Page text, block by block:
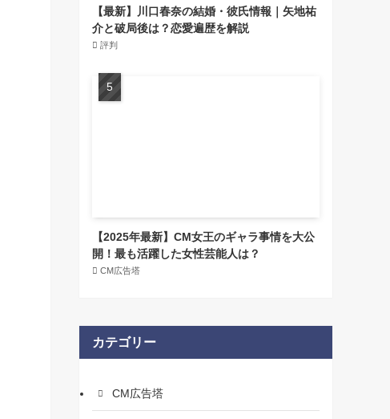
【最新】川口春奈の結婚・彼氏情報｜矢地祐
介と破局後は？恋愛遍歴を解説
評判
【2025年最新】CM女王のギャラ事情を大公
開！最も活躍した女性芸能人は？
CM広告塔
カテゴリー
CM広告塔